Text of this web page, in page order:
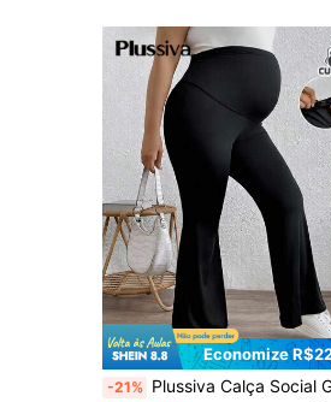
Economize
-21% Plussiva Calça Social Gestante Ajustável de Cintura Sólida